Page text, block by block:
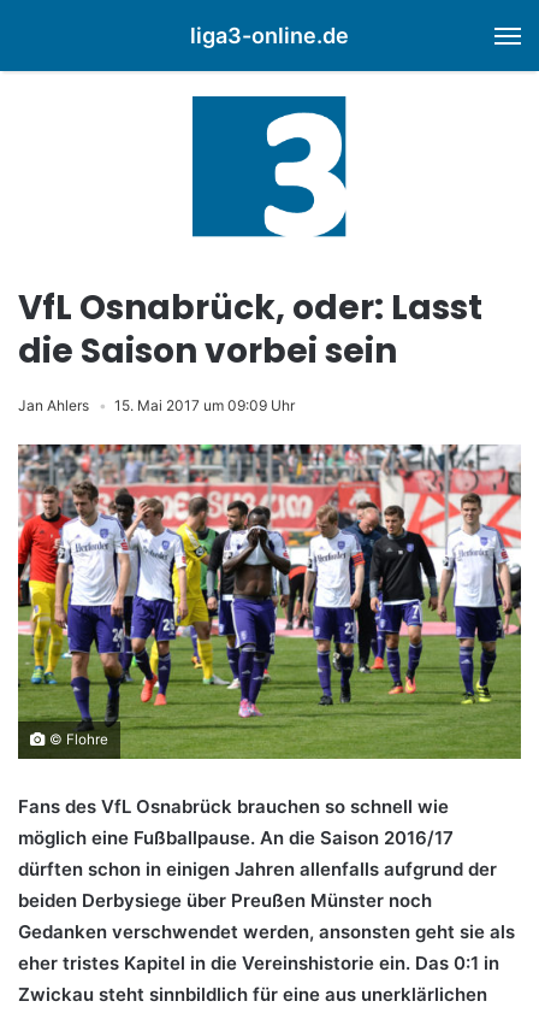
liga3-online.de
VfL Osnabrück, oder: Lasst
die Saison vorbei sein
Jan Ahlers 15. Mai 2017 um 09:09 Uhr
© Flohre
Fans des VfL Osnabrück brauchen so schnell wie
möglich eine Fußballpause. An die Saison 2016/17
dürften schon in einigen Jahren allenfalls aufgrund der
beiden Derbysiege über Preußen Münster noch
Gedanken verschwendet werden, ansonsten geht sie als
eher tristes Kapitel in die Vereinshistorie ein. Das 0:1 in
Zwickau steht sinnbildlich für eine aus unerklärlichen